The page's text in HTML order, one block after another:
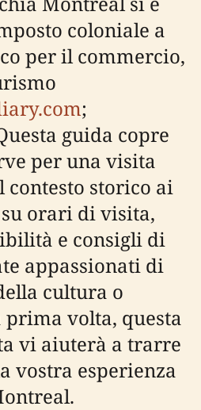
coloniale a
per il commercio,
;
guida copre
per una visita
contesto storico ai
orari di visita,
e consigli di
appassionati di
cultura o
volta, questa
vi aiuterà a trarre
vostra esperienza